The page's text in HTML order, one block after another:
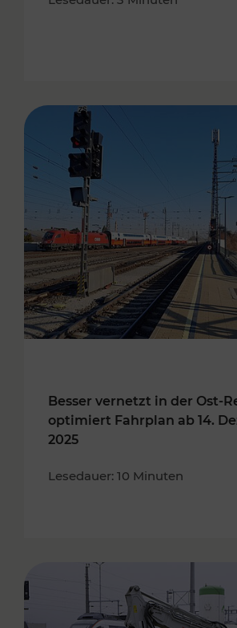
Besser vernetzt in der Ost-
optimiert Fahrplan ab 14.
2025
Lesedauer: 10 Minuten